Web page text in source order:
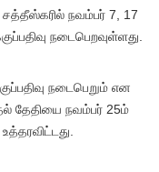
நவம்பர் 7, 17
நடைபெறவுள்ளது.
நடைபெறும் என
தேதியை நவம்பர் 25ம்